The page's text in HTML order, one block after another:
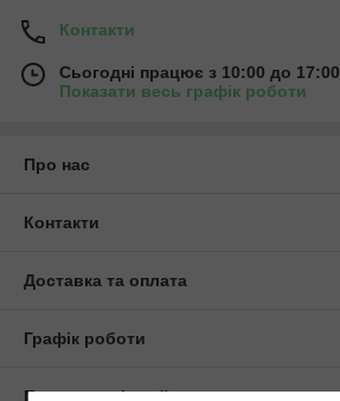
Контакти
Сьогодні працює з 10:00 до 17:00
Показати весь графік роботи
Про нас
Контакти
Доставка та оплата
Графік роботи
Повна версія сайту